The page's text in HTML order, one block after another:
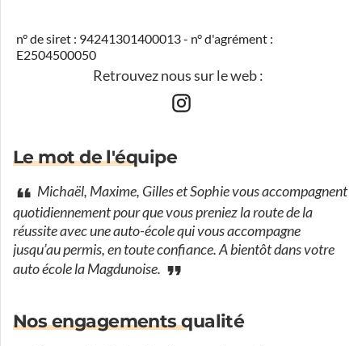
n° de siret : 94241301400013 - n° d'agrément :
E2504500050
Retrouvez nous sur le web :
Le mot de l'équipe
Michaël, Maxime, Gilles et Sophie vous accompagnent
quotidiennement pour que vous preniez la route de la
réussite avec une auto-école qui vous accompagne
jusqu’au permis, en toute confiance. A bientôt dans votre
auto école la Magdunoise.
Nos engagements qualité